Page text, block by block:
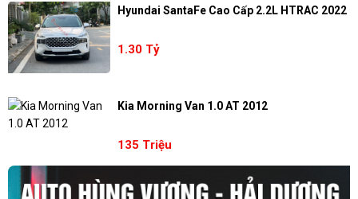
Hyundai SantaFe Cao Cấp 2.2L HTRAC 2022
1.30 Tỷ
Kia Morning Van 1.0 AT 2012
135 Triệu